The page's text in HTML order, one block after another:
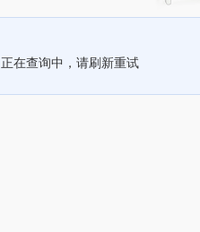
正在查询中，请刷新重试